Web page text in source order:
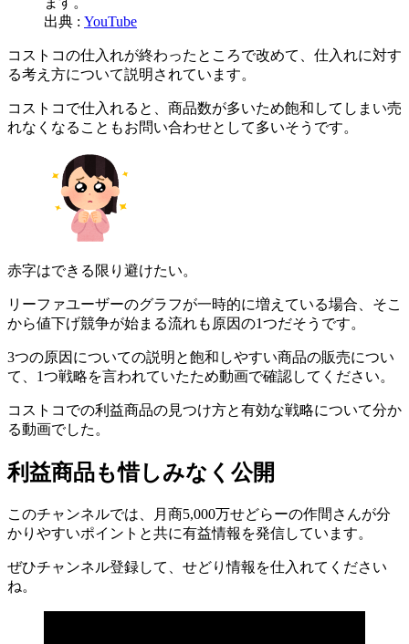
出典 : YouTube
コストコの仕入れが終わったところで改めて、仕入れに対す
る考え方について説明されています。
コストコで仕入れると、商品数が多いため飽和してしまい売
れなくなることもお問い合わせとして多いそうです。
赤字はできる限り避けたい。
リーファユーザーのグラフが一時的に増えている場合、そこ
から値下げ競争が始まる流れも原因の1つだそうです。
3つの原因についての説明と飽和しやすい商品の販売につい
て、1つ戦略を言われていたため動画で確認してください。
コストコでの利益商品の見つけ方と有効な戦略について分か
る動画でした。
利益商品も惜しみなく公開
このチャンネルでは、月商5,000万せどらーの作間さんが分
かりやすいポイントと共に有益情報を発信しています。
ぜひチャンネル登録して、せどり情報を仕入れてください
ね。